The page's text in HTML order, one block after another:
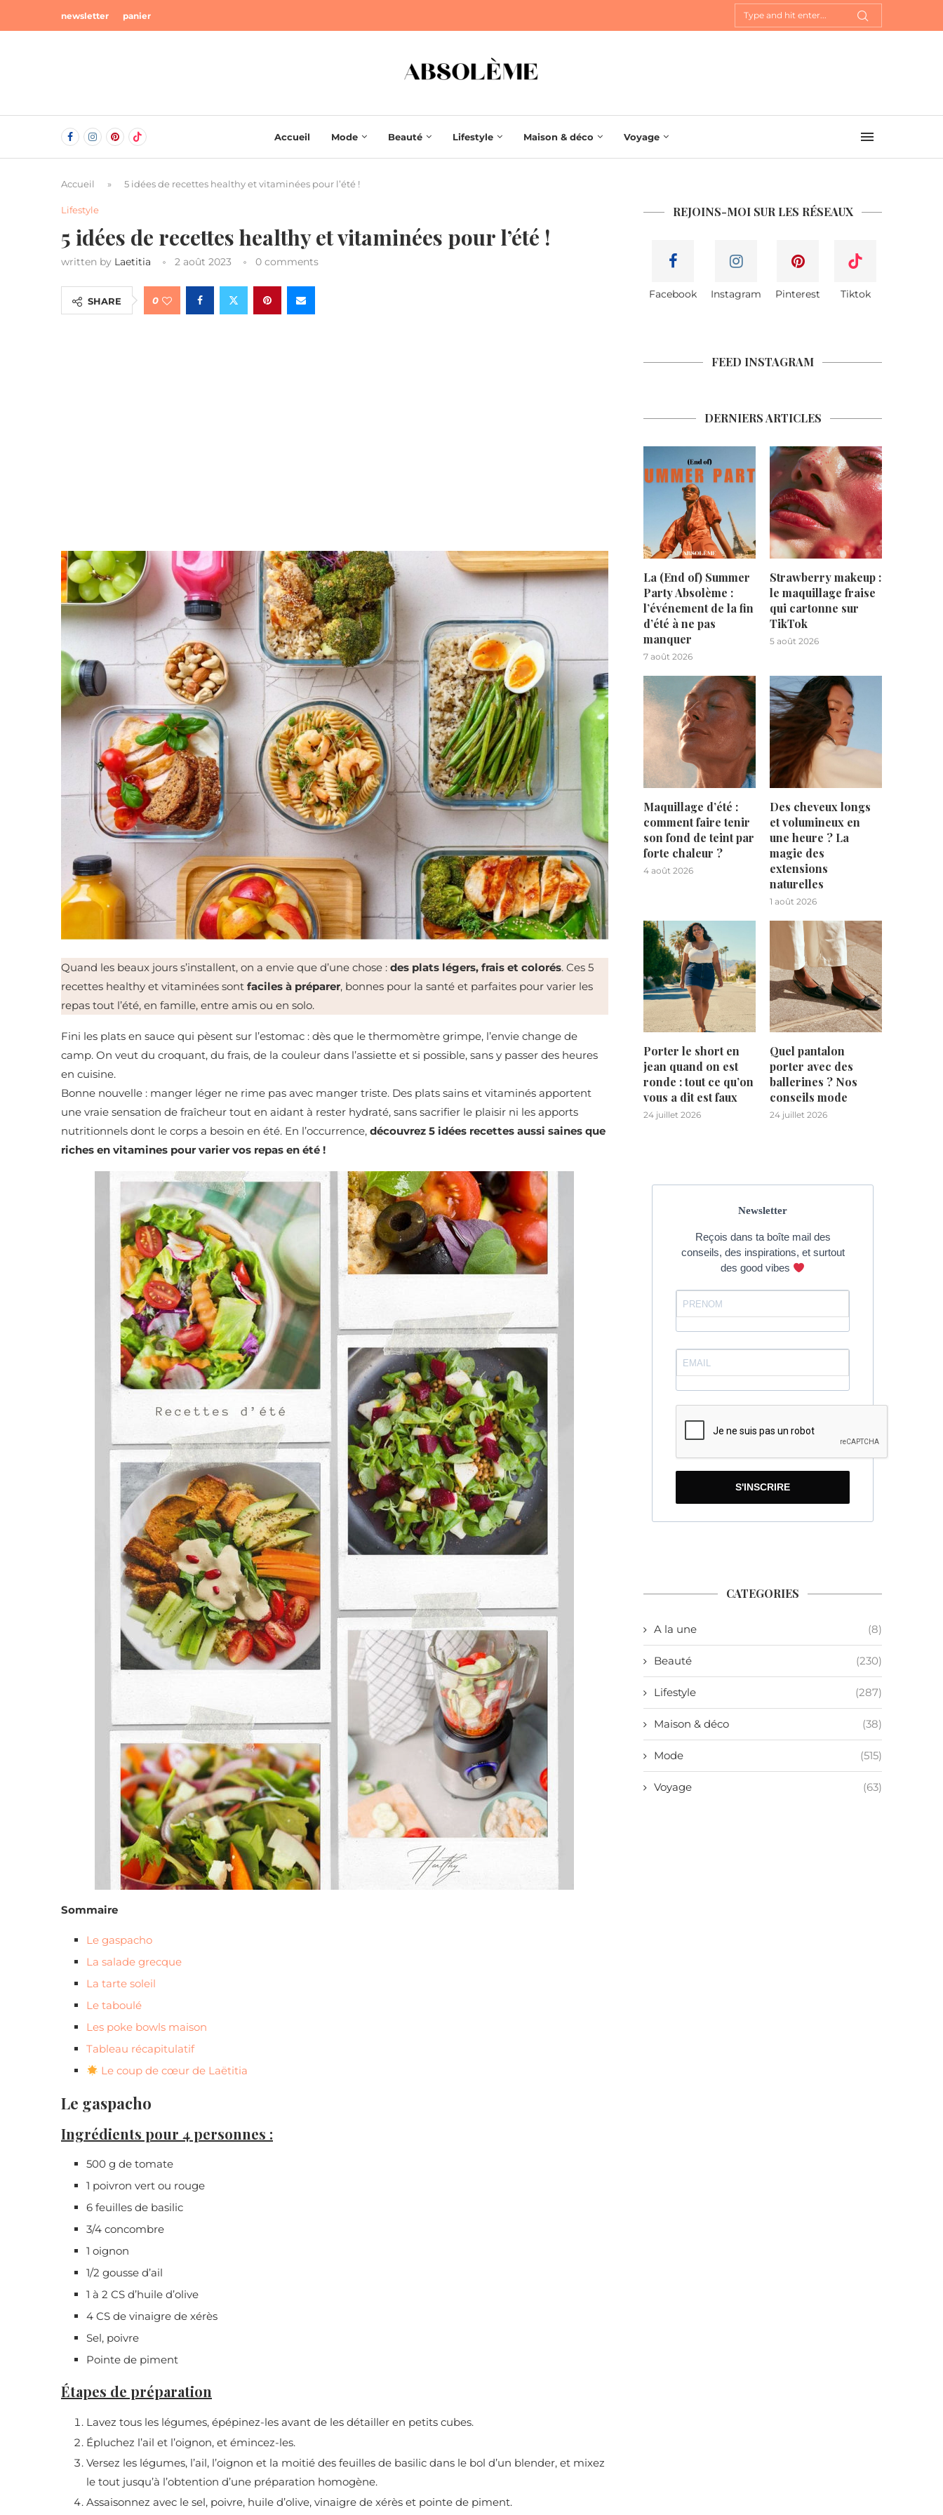
newsletter panier
Accueil Mode Beauté Lifestyle Maison & déco Voyage
Accueil » 5 idées de recettes healthy et vitaminées pour l’été !
Lifestyle
5 idées de recettes healthy et vitaminées pour l’été !
written by Laetitia 2 août 2023 0 comments
SHARE 0
Quand les beaux jours s’installent, on a envie que d’une chose : des plats légers, frais et colorés. Ces 5
recettes healthy et vitaminées sont faciles à préparer, bonnes pour la santé et parfaites pour varier les
repas tout l’été, en famille, entre amis ou en solo.
Fini les plats en sauce qui pèsent sur l’estomac : dès que le thermomètre grimpe, l’envie change de
camp. On veut du croquant, du frais, de la couleur dans l’assiette et si possible, sans y passer des heures
en cuisine.
Bonne nouvelle : manger léger ne rime pas avec manger triste. Des plats sains et vitaminés apportent
une vraie sensation de fraîcheur tout en aidant à rester hydraté, sans sacrifier le plaisir ni les apports
nutritionnels dont le corps a besoin en été. En l’occurrence, découvrez 5 idées recettes aussi saines que
riches en vitamines pour varier vos repas en été !
Sommaire
Le gaspacho
La salade grecque
La tarte soleil
Le taboulé
Les poke bowls maison
Tableau récapitulatif
Le coup de cœur de Laëtitia
Le gaspacho
Ingrédients pour 4 personnes :
500 g de tomate
1 poivron vert ou rouge
6 feuilles de basilic
3/4 concombre
1 oignon
1/2 gousse d’ail
1 à 2 CS d’huile d’olive
4 CS de vinaigre de xérès
Sel, poivre
Pointe de piment
Étapes de préparation
Lavez tous les légumes, épépinez-les avant de les détailler en petits cubes.
Épluchez l’ail et l’oignon, et émincez-les.
Versez les légumes, l’ail, l’oignon et la moitié des feuilles de basilic dans le bol d’un blender, et mixez
le tout jusqu’à l’obtention d’une préparation homogène.
Assaisonnez avec le sel, poivre, huile d’olive, vinaigre de xérès et pointe de piment.
REJOINS-MOI SUR LES RÉSEAUX
Facebook Instagram Pinterest Tiktok
FEED INSTAGRAM
DERNIERS ARTICLES
La (End of) Summer
Party Absolème :
l’événement de la fin
d’été à ne pas
manquer
7 août 2026
Strawberry makeup :
le maquillage fraise
qui cartonne sur
TikTok
5 août 2026
Maquillage d’été :
comment faire tenir
son fond de teint par
forte chaleur ?
4 août 2026
Des cheveux longs
et volumineux en
une heure ? La
magie des
extensions
naturelles
1 août 2026
Porter le short en
jean quand on est
ronde : tout ce qu’on
vous a dit est faux
24 juillet 2026
Quel pantalon
porter avec des
ballerines ? Nos
conseils mode
24 juillet 2026
Newsletter
Reçois dans ta boîte mail des
conseils, des inspirations, et surtout
des good vibes
S'INSCRIRE
CATEGORIES
A la une (8)
Beauté (230)
Lifestyle (287)
Maison & déco (38)
Mode (515)
Voyage (63)